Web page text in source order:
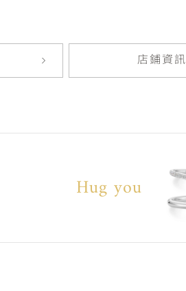
店鋪資訊
Hug you